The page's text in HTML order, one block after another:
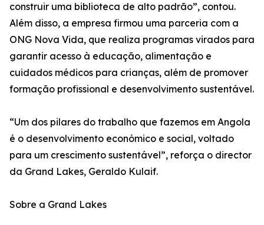
construir uma biblioteca de alto padrão”, contou.
Além disso, a empresa firmou uma parceria com a
ONG Nova Vida, que realiza programas virados para
garantir acesso à educação, alimentação e
cuidados médicos para crianças, além de promover
formação profissional e desenvolvimento sustentável.
“Um dos pilares do trabalho que fazemos em Angola
é o desenvolvimento económico e social, voltado
para um crescimento sustentável”, reforça o director
da Grand Lakes, Geraldo Kulaif.
Sobre a Grand Lakes